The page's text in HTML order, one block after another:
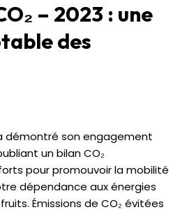
– 2023 : une
des
démontré son engagement
un bilan CO₂
pour promouvoir la mobilité
dépendance aux énergies
Émissions de CO₂ évitées